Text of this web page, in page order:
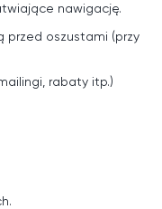
nawigację.
przed oszustami (przy
rabaty itp.)